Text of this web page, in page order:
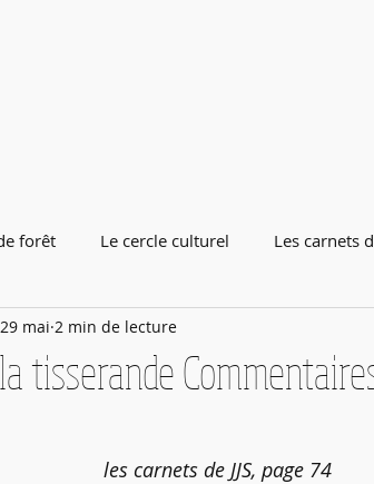
forêt Le cercle culturel Les carnets
tisserande
29 mai 2 min de lecture
les carnets de JJS, page 74